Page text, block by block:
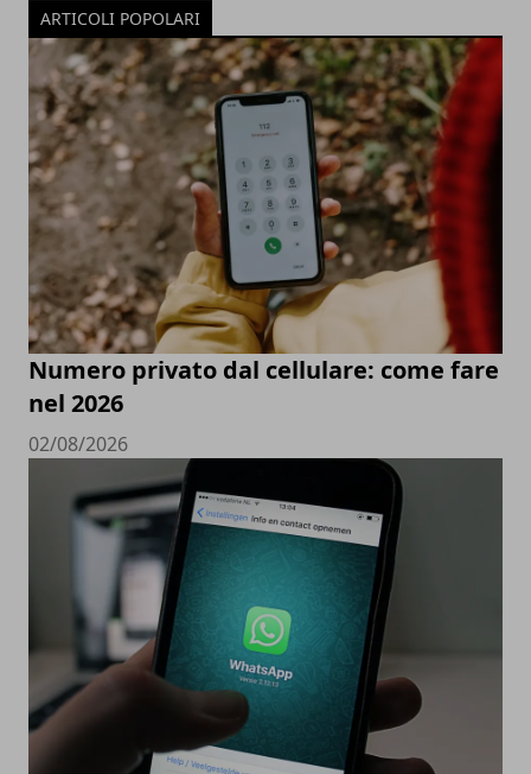
ARTICOLI POPOLARI
Numero privato dal cellulare: come fare
nel 2026
02/08/2026